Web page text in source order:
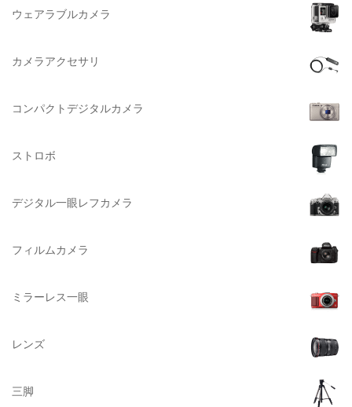
diagnl（ダイアグナル）
Lowepro（ロープロ）
BURTON（バートン）
DELSEY（デルセー）
DEKO Elite（デコエリート）
Datacolor（データカラー）
A-POWER (エー・パワー)
ライカ系
中判海外系
ウェアラブルカメラ
カメラアクセサリ
コンパクトデジタルカメラ
ストロボ
デジタル一眼レフカメラ
フィルムカメラ
ミラーレス一眼
レンズ
三脚